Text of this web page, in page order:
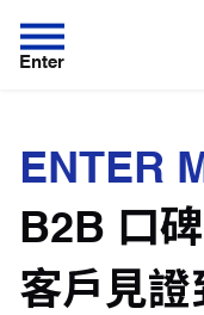
Enter
ENTER
B2B 口
客戶見證